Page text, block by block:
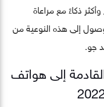
وأكثر ذكاءً مع مراعاة
إلى هذه النوعية من
جو.
ميزات أندرويد 12 القادمة إلى هواتف